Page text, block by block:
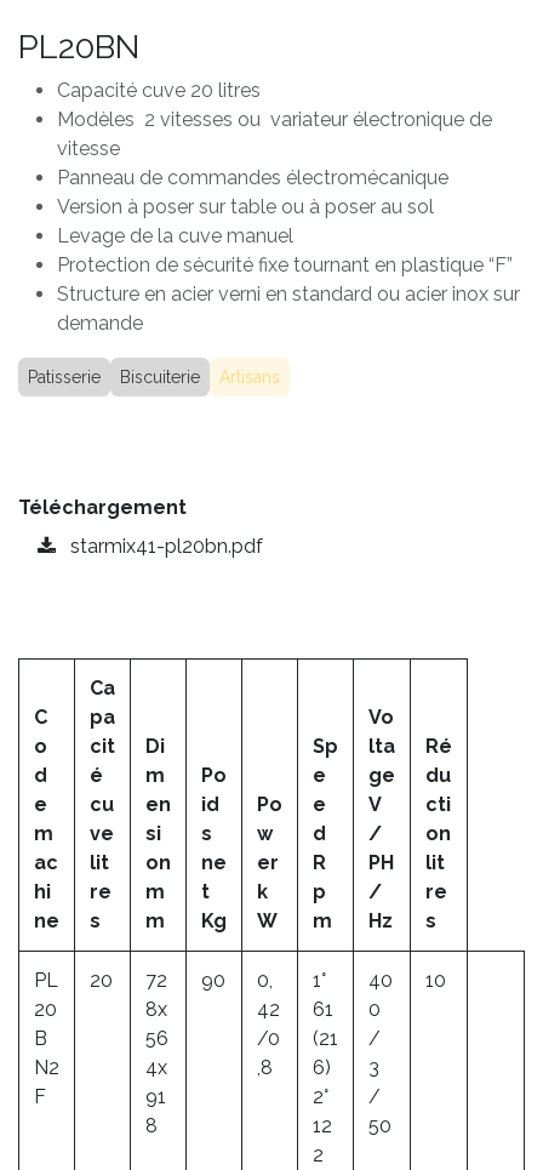
PL20BN
Capacité cuve 20 litres
Modèles 2 vitesses ou variateur électronique de
vitesse
Panneau de commandes électromécanique
Version à poser sur table ou à poser au sol
Levage de la cuve manuel
Protection de sécurité fixe tournant en plastique “F”
Structure en acier verni en standard ou acier inox sur
demande
Patisserie Biscuiterie Artisans
Téléchargement
starmix41-pl20bn.pdf
C
o
d
e
m
ac
hi
ne
Ca
pa
cit
é
cu
ve
lit
re
s
Di
m
en
si
on
m
m
Po
id
s
ne
t
Kg
Po
w
er
k
W
Sp
e
e
d
R
p
m
Vo
lta
ge
V
/
PH
/
Hz
Ré
du
cti
on
lit
re
s
PL
20
B
N2
F
20
72
8x
56
4x
91
8
90
0,
42
/0
,8
1°
61
(21
6)
2°
12
2
40
0
/
3
/
50
10